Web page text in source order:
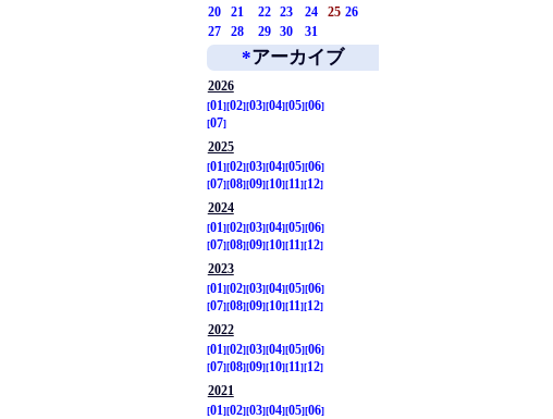
20
21 22 23 24 25 26
27
28 29 30 31
*アーカイブ
2026
01
02 03 04 05 06
07
2025
01
02 03 04 05 06
07 08 09 10 11
12
2024
01
02 03 04 05 06
07 08 09 10 11
12
2023
01
02 03 04 05 06
07 08 09 10 11
12
2022
01
02 03 04 05 06
07 08 09 10 11
12
2021
01
02 03 04 05 06